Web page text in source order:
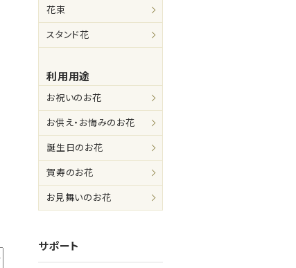
花束
スタンド花
利用用途
お祝いのお花
お供え・お悔みのお花
誕生日のお花
賀寿のお花
お見舞いのお花
サポート